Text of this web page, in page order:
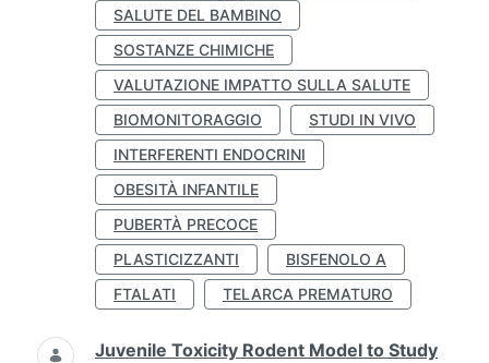
SALUTE DEL BAMBINO
SOSTANZE CHIMICHE
VALUTAZIONE IMPATTO SULLA SALUTE
BIOMONITORAGGIO
STUDI IN VIVO
INTERFERENTI ENDOCRINI
OBESITÀ INFANTILE
PUBERTÀ PRECOCE
PLASTICIZZANTI
BISFENOLO A
FTALATI
TELARCA PREMATURO
Juvenile Toxicity Rodent Model to Study